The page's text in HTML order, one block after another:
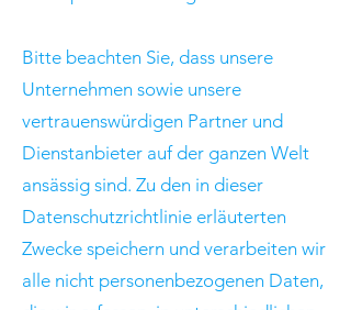
Bitte beachten Sie, dass unsere
Unternehmen sowie unsere
vertrauenswürdigen Partner und
Dienstanbieter auf der ganzen Welt
ansässig sind. Zu den in dieser
Datenschutzrichtlinie erläuterten
Zwecke speichern und verarbeiten wir
alle nicht personenbezogenen Daten,